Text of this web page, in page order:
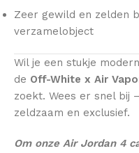
Zeer gewild en zelden
verzamelobject
Wil je een stukje
de Off-White x Air
zoekt. Wees er snel bij
zeldzaam en exclusief.
Om onze Air Jordan 4